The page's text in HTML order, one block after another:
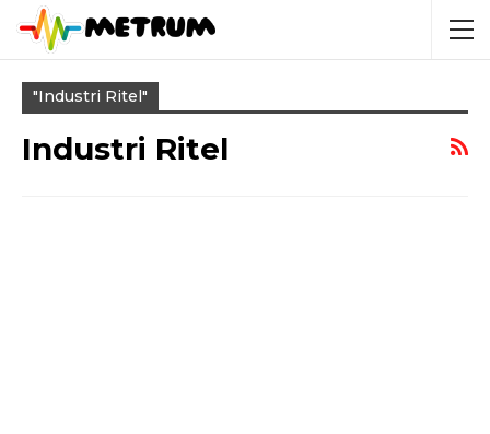
"industri Ritel"
Industri Ritel